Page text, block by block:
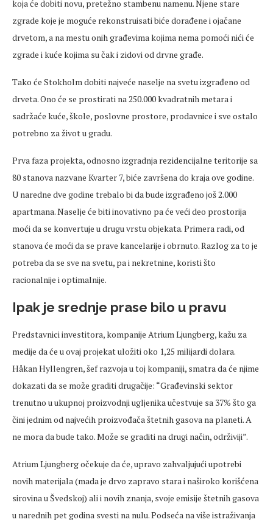
koja će dobiti novu, pretežno stambenu namenu. Njene stare
zgrade koje je moguće rekonstruisati biće dorađene i ojačane
drvetom, a na mestu onih građevima kojima nema pomoći nići će
zgrade i kuće kojima su čak i zidovi od drvne građe.
Tako će Stokholm dobiti najveće naselje na svetu izgrađeno od
drveta. Ono će se prostirati na 250.000 kvadratnih metara i
sadržaće kuće, škole, poslovne prostore, prodavnice i sve ostalo
potrebno za život u gradu.
Prva faza projekta, odnosno izgradnja rezidencijalne teritorije sa
80 stanova nazvane Kvarter 7, biće završena do kraja ove godine.
U naredne dve godine trebalo bi da bude izgrađeno još 2.000
apartmana. Naselje će biti inovativno pa će veći deo prostorija
moći da se konvertuje u drugu vrstu objekata. Primera radi, od
stanova će moći da se prave kancelarije i obrnuto. Razlog za to je
potreba da se sve na svetu, pa i nekretnine, koristi što
racionalnije i optimalnije.
Ipak je srednje prase bilo u pravu
Predstavnici investitora, kompanije Atrium Ljungberg, kažu za
medije da će u ovaj projekat uložiti oko 1,25 milijardi dolara.
Håkan Hyllengren, šef razvoja u toj kompaniji, smatra da će njime
dokazati da se može graditi drugačije: “Građevinski sektor
trenutno u ukupnoj proizvodnji ugljenika učestvuje sa 37% što ga
čini jednim od najvećih proizvođača štetnih gasova na planeti. A
ne mora da bude tako. Može se graditi na drugi način, održiviji”.
Atrium Ljungberg očekuje da će, upravo zahvaljujući upotrebi
novih materijala (mada je drvo zapravo stara i naširoko korišćena
sirovina u Švedskoj) ali i novih znanja, svoje emisije štetnih gasova
u narednih pet godina svesti na nulu. Podseća na više istraživanja